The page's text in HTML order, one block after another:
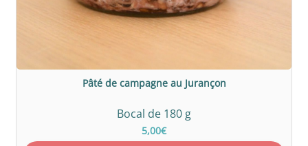
Pâté de campagne au Jurançon
Bocal de 180 g
5,00€